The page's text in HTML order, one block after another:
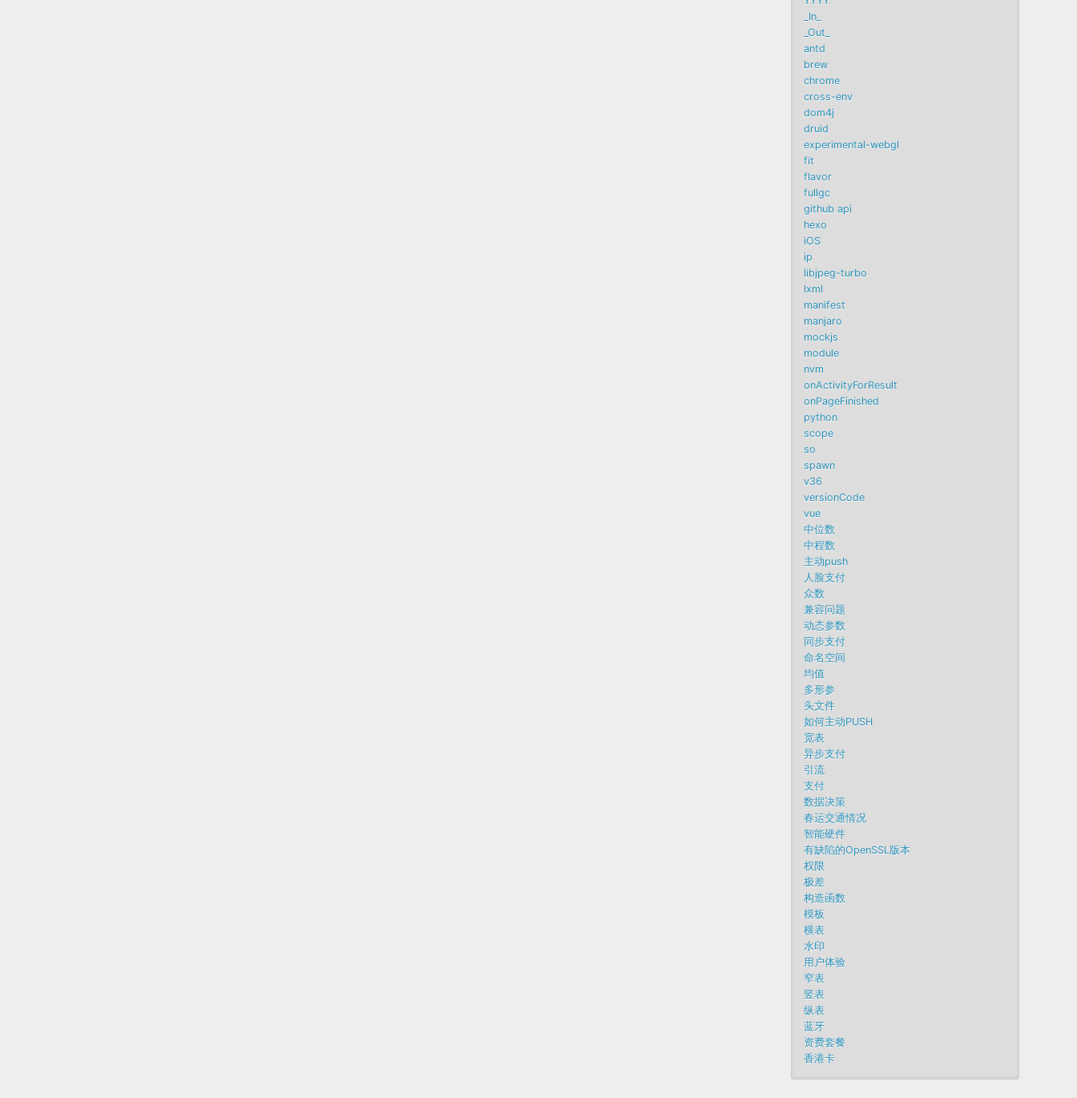
_In_
_Out_
antd
brew
chrome
cross-env
dom4j
druid
experimental-webgl
fit
flavor
fullgc
github api
hexo
iOS
ip
libjpeg-turbo
lxml
manifest
manjaro
mockjs
module
nvm
onActivityForResult
onPageFinished
python
scope
so
spawn
v36
versionCode
vue
中位数
中程数
主动push
人脸支付
众数
兼容问题
动态参数
同步支付
命名空间
均值
多形参
头文件
如何主动PUSH
宽表
异步支付
引流
支付
数据决策
春运交通情况
智能硬件
有缺陷的OpenSSL版本
权限
极差
构造函数
模板
横表
水印
用户体验
窄表
竖表
纵表
蓝牙
资费套餐
香港卡